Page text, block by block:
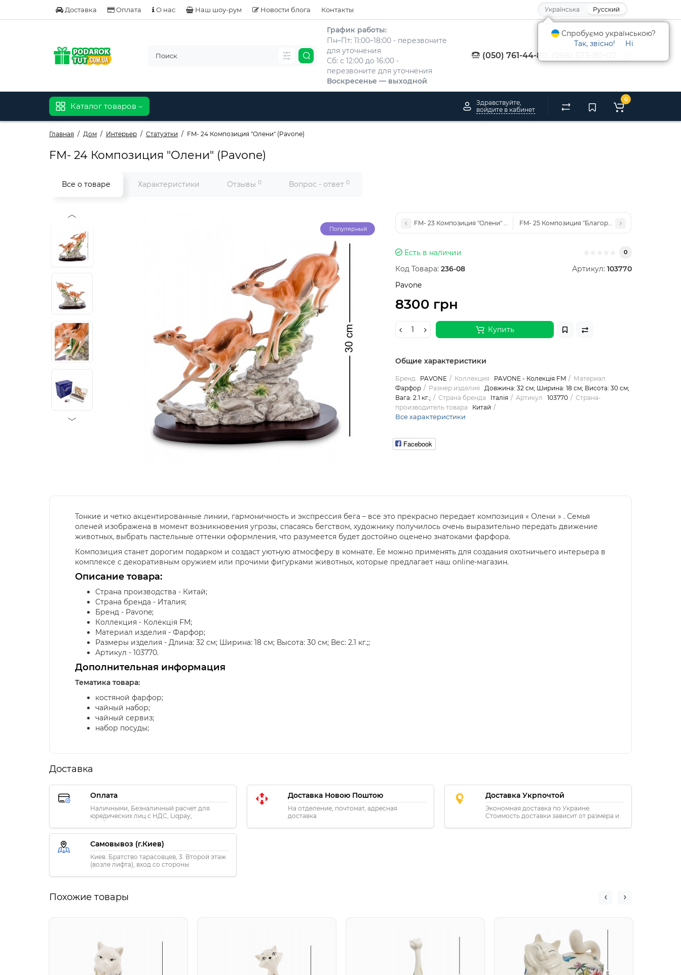
Доставка Оплата О нас Наш шоу-рум Новости блога Контакты Українська Русский
График работы:
Пн–Пт: 11:00–18:00 - перезвоните
для уточнения
Сб: с 12:00 до 16:00 -
перезвоните для уточнения
Воскресенье — выходной
(050) 761-44-80; (066) 573-80-07
Каталог товаров
Здравствуйте,
войдите в кабинет
0
Главная Дом Интерьер Статуэтки FM- 24 Композиция "Олени" (Pavone)
FM- 24 Композиция "Олени" (Pavone)
Все о товаре Характеристики Отзывы 0 Вопрос - ответ 0
Популярный
FM- 23 Композиция "Олени" (Pavone)FM- 25 Композиция "Благородный Олень" (Pavone)
Есть в наличии 0
Код Товара: 236-08 Артикул: 103770
Pavone
8300 грн
Купить
Общие характеристики
Бренд PAVONE Коллекция PAVONE - Колекція FM
Материал
Фарфор
Размер изделия
Довжина: 32 см; Ширина: 18 см; Висота: 30 см;
Вага: 2.1 кг.;
Страна бренда Італія Артикул 103770
Страна-
производитель товара
Китай
Все характеристики
Facebook
Тонкие и четко акцентированные линии, гармоничность и экспрессия бега – все это прекрасно передает композиция « Олени » . Семья
оленей изображена в момент возникновения угрозы, спасаясь бегством, художнику получилось очень выразительно передать движение
животных, выбрать пастельные оттенки оформления, что разумеется будет достойно оценено знатоками фарфора.
Композиция станет дорогим подарком и создаст уютную атмосферу в комнате. Ее можно применять для создания охотничьего интерьера в
комплексе с декоративным оружием или прочими фигурками животных, которые предлагает наш online-магазин.
Описание товара:
Страна производства - Китай;
Страна бренда - Италия;
Бренд - Pavone;
Коллекция - Колекція FM;
Материал изделия - Фарфор;
Размеры изделия - Длина: 32 см; Ширина: 18 см; Высота: 30 см; Вес: 2.1 кг.;;
Артикул - 103770.
Дополнительная информация
Тематика товара:
костяной фарфор;
чайный набор;
чайный сервиз;
набор посуды;
Доставка
Оплата
Наличными, Безналичный расчет для
юредических лиц с НДС, Liqpay,
Visa/MasterCard, Privat24
Доставка Новою Поштою
На отделение, почтомат, адресная
доставка
Доставка Укрпочтой
Экономная доставка по Украине.
Стоимость доставки зависит от размера и
Самовывоз (г.Киев)
Киев. Братство тарасовцев, 3. Второй этаж
(возле лифта), вход со стороны
Похожие товары
Спробуємо українською?
Так, звісно!
Ні